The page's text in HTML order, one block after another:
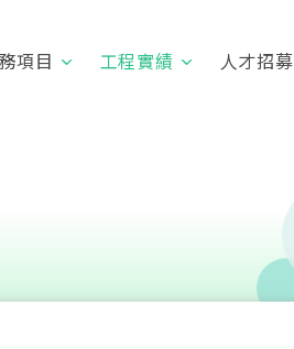
項目 工程實績 人才招募